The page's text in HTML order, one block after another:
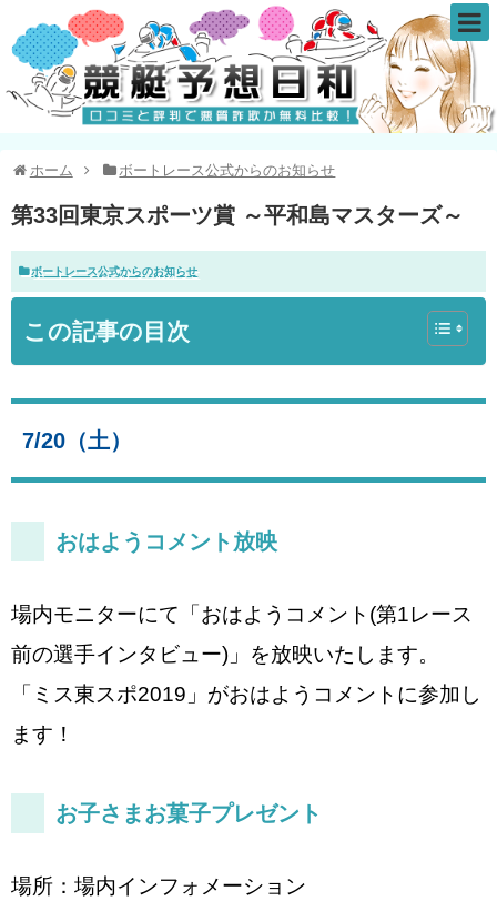
ホーム ボートレース公式からのお知らせ
第33回東京スポーツ賞 ～平和島マスターズ～
ボートレース公式からのお知らせ
この記事の目次
7/20（土）
おはようコメント放映
場内モニターにて「おはようコメント(第1レース
前の選手インタビュー)」を放映いたします。
「ミス東スポ2019」がおはようコメントに参加し
ます！
お子さまお菓子プレゼント
場所：場内インフォメーション